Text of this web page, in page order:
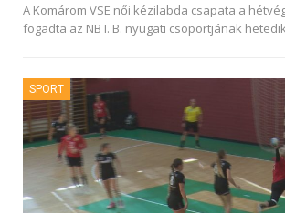
A Komárom VSE női kézilabda csapata a
fogadta az NB I. B. nyugati csoportjának hetedik
SPORT